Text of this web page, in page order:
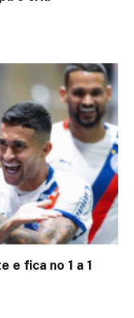
e fica no 1 a 1